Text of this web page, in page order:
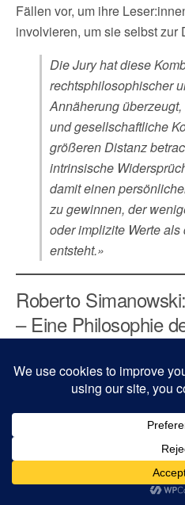
Fällen vor, um ihre
involvieren, um sie selbst zur
Die Jury hat diese
rechtsphilosophischer
Annäherung
und gesellschaftliche
größeren Distanz
intrinsische
damit einen
zu gewinnen, der
oder implizite Werte
entsteht.»
Roberto
– Eine Philosophie
Nichts wird aktuell heftiger
Der Kulturwissenschaftler
Simanowski knüpft genau da
Debatten meist als
Ihm geht es in seiner